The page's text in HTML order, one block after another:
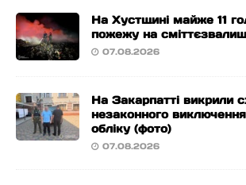
На Хустщині майже 11
пожежу на
07.08.2026
На Закарпатті викрили
незаконного
обліку (фото)
07.08.2026